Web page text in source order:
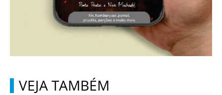
VEJA TAMBÉM